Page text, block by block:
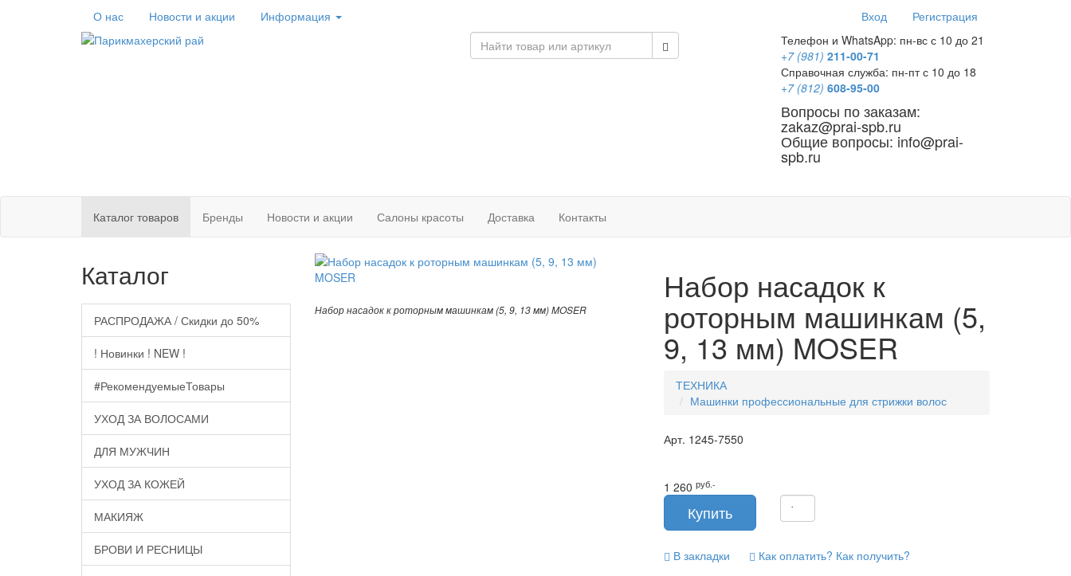
О нас Новости и акции Информация Вход
Регистрация
Телефон и WhatsApp: пн-вс с 10 до 21
+7 (981) 211-00-71
Справочная служба: пн-пт с 10 до 18
+7 (812) 608-95-00
Вопросы по заказам:
zakaz@prai-spb.ru
Общие вопросы: info@prai-
spb.ru
Каталог товаров Бренды Новости и акции Салоны красоты Доставка Контакты
Набор насадок к роторным машинкам (5, 9, 13 мм) MOSER
Набор насадок к
роторным машинкам (5,
9, 13 мм) MOSER
ТЕХНИКА
Машинки профессиональные для стрижки волос
Арт. 1245-7550
1 260руб.-
В закладки Как оплатить? Как получить?
Каталог
РАСПРОДАЖА / Скидки до 50%
! Новинки ! NEW !
#РекомендуемыеТовары
УХОД ЗА ВОЛОСАМИ
ДЛЯ МУЖЧИН
УХОД ЗА КОЖЕЙ
МАКИЯЖ
БРОВИ И РЕСНИЦЫ